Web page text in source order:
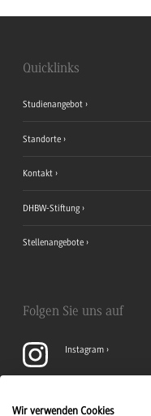
Quicklinks
Studienangebot
Standorte
Kontakt
DHBW-Stiftung
Stellenangebote
Folgen Sie uns auf
Instagram
Wir verwenden Cookies